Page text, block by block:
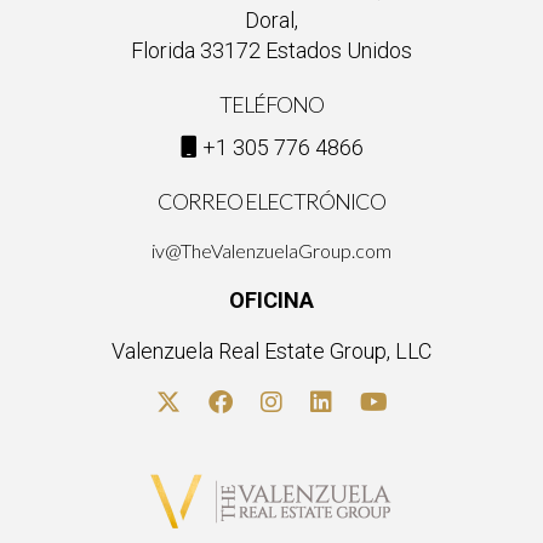
tranquilidad. ¡No dudes en contactarlo!
Doral,
Florida 33172 Estados Unidos
TELÉFONO
+1 305 776 4866
CORREO ELECTRÓNICO
iv@TheValenzuelaGroup.com
OFICINA
Valenzuela Real Estate Group, LLC